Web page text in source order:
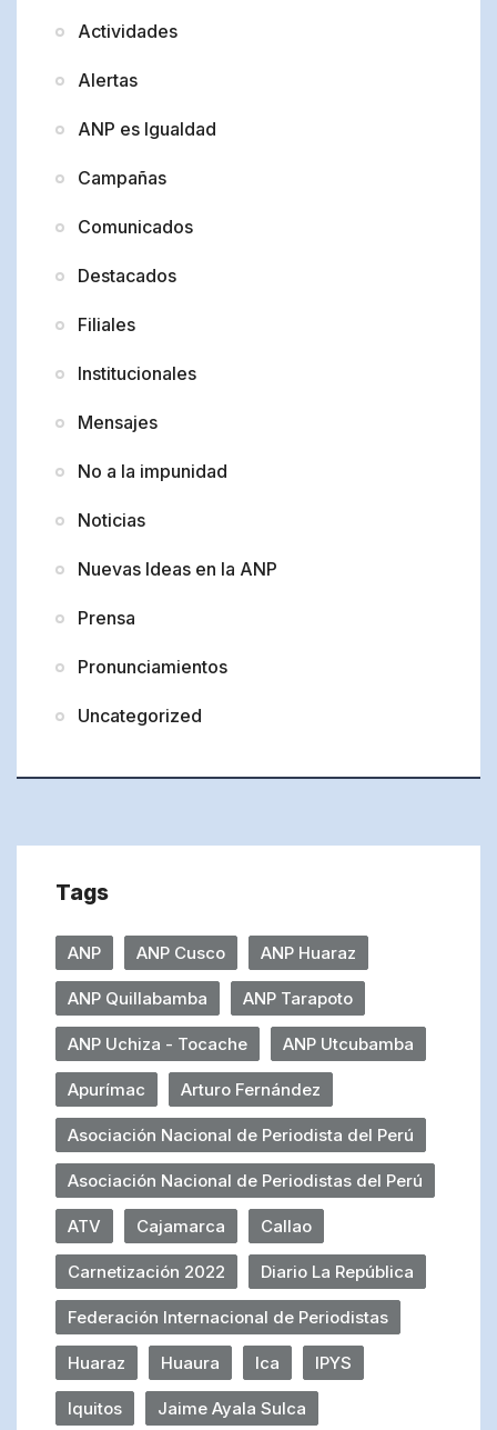
Actividades
Alertas
ANP es Igualdad
Campañas
Comunicados
Destacados
Filiales
Institucionales
Mensajes
No a la impunidad
Noticias
Nuevas Ideas en la ANP
Prensa
Pronunciamientos
Uncategorized
Tags
ANP ANP Cusco ANP Huaraz
ANP Quillabamba ANP Tarapoto
ANP Uchiza - Tocache ANP Utcubamba
Apurímac Arturo Fernández
Asociación Nacional de Periodista del Perú
Asociación Nacional de Periodistas del Perú
ATV Cajamarca Callao
Carnetización 2022 Diario La República
Federación Internacional de Periodistas
Huaraz Huaura Ica IPYS
Iquitos Jaime Ayala Sulca